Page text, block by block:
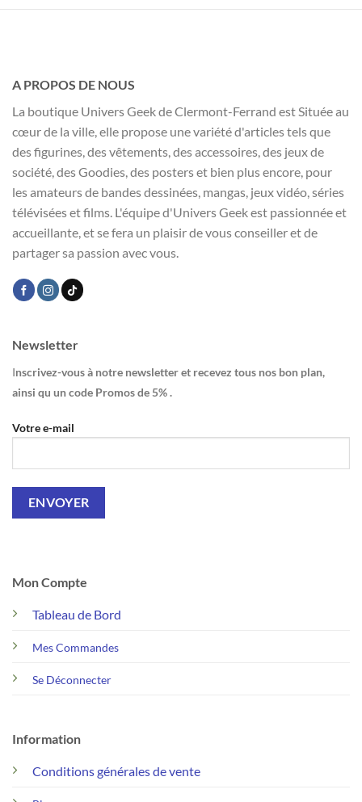
A PROPOS DE NOUS
La boutique Univers Geek de Clermont-Ferrand est Située au
cœur de la ville, elle propose une variété d'articles tels que
des figurines, des vêtements, des accessoires, des jeux de
société, des Goodies, des posters et bien plus encore, pour
les amateurs de bandes dessinées, mangas, jeux vidéo, séries
télévisées et films. L'équipe d'Univers Geek est passionnée et
accueillante, et se fera un plaisir de vous conseiller et de
partager sa passion avec vous.
Mon Compte
Tableau de Bord
Mes Commandes
Se Déconnecter
Information
Conditions générales de vente
Newsletter
Inscrivez-vous à notre newsletter et recevez tous nos bon plan,
ainsi qu un code Promos de 5% .
Votre e-mail